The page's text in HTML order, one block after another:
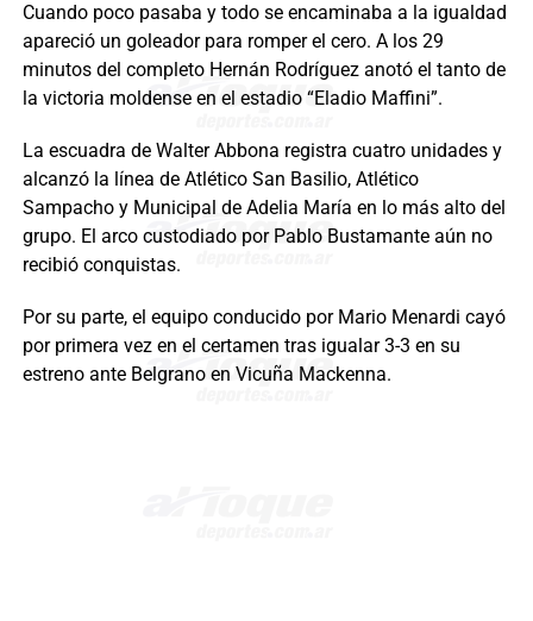
Cuando poco pasaba y todo se encaminaba a la igualdad
apareció un goleador para romper el cero. A los 29
minutos del completo Hernán Rodríguez anotó el tanto de
la victoria moldense en el estadio “Eladio Maffini”.
La escuadra de Walter Abbona registra cuatro unidades y
alcanzó la línea de Atlético San Basilio, Atlético
Sampacho y Municipal de Adelia María en lo más alto del
grupo. El arco custodiado por Pablo Bustamante aún no
recibió conquistas.
Por su parte, el equipo conducido por Mario Menardi cayó
por primera vez en el certamen tras igualar 3-3 en su
estreno ante Belgrano en Vicuña Mackenna.